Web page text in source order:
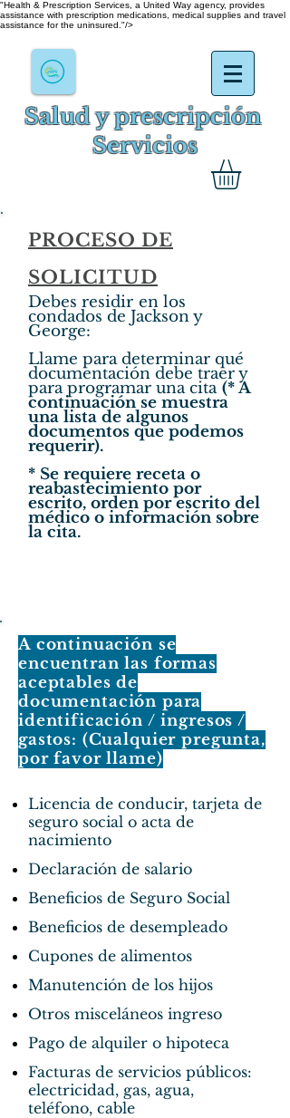
"Health & Prescription Services, a United Way agency, provides
assistance with prescription medications, medical supplies and travel
assistance for the uninsured."/>
Salud y prescripción
Servicios
PROCESO DE
SOLICITUD
Debes residir en los
condados de Jackson y
George:
Llame para determinar qué
documentación debe traer y
para programar una cita (* A
continuación se muestra
una lista de algunos
documentos que podemos
requerir).
* Se requiere receta o
reabastecimiento por
escrito, orden por escrito del
médico o información sobre
la cita.
A continuación se
encuentran las formas
aceptables de
documentación para
identificación / ingresos /
gastos: (Cualquier pregunta,
por favor llame)
Licencia de conducir, tarjeta de
seguro social o acta de
nacimiento
Declaración de salario
Beneficios de Seguro Social
Beneficios de desempleado
Cupones de alimentos
Manutención de los hijos
Otros misceláneos ingreso
Pago de alquiler o hipoteca
Facturas de servicios públicos:
electricidad, gas, agua,
teléfono, cable